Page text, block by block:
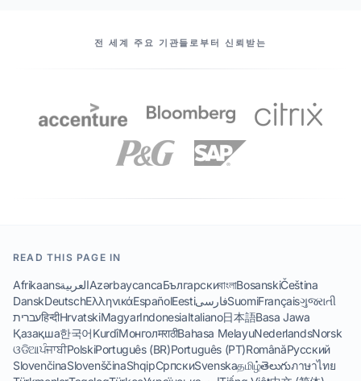
전 세계 주요 기관들로부터 신뢰받는
READ THIS PAGE IN
AfrikaansالعربيةAzərbaycancaБългарскиবাংলাBosanskiČeština
DanskDeutschΕλληνικάEspañolEestiفارسیSuomiFrançaisગુજરાતી
עבריתहिन्दीHrvatskiMagyarIndonesiaItaliano日本語Basa Jawa
Қазақша한국어KurdîМонголमराठीBahasa MelayuNederlandsNorsk
ଓଡିଆਪੰਜਾਬੀPolskiPortuguês (BR)Português (PT)RomânăРусский
SlovenčinaSlovenščinaShqipСрпскиSvenskaதமிழ்తెలుగుภาษาไทย